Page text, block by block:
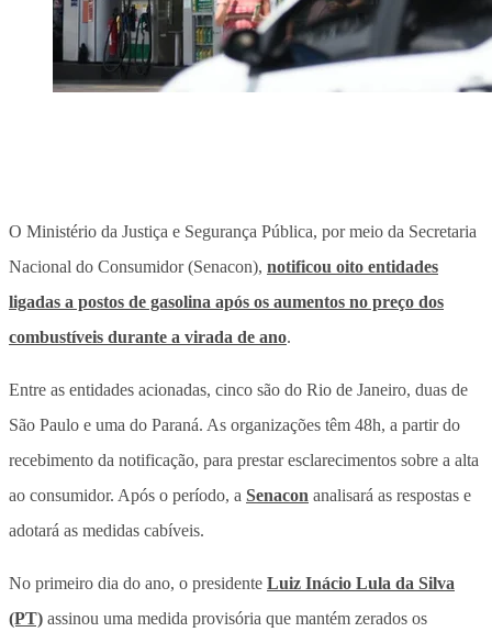
O Ministério da Justiça e Segurança Pública, por meio da Secretaria
Nacional do Consumidor (Senacon), notificou oito entidades
ligadas a postos de gasolina após os aumentos no preço dos
combustíveis durante a virada de ano.
Entre as entidades acionadas, cinco são do Rio de Janeiro, duas de
São Paulo e uma do Paraná. As organizações têm 48h, a partir do
recebimento da notificação, para prestar esclarecimentos sobre a alta
ao consumidor. Após o período, a Senacon analisará as respostas e
adotará as medidas cabíveis.
No primeiro dia do ano, o presidente Luiz Inácio Lula da Silva
(PT) assinou uma medida provisória que mantém zerados os